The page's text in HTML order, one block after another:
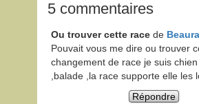
5 commentaires
Ou trouver cette racede
Pouvait vous me dire ou trouver
changement de race je suis
,balade ,la race supporte elle
Répondre